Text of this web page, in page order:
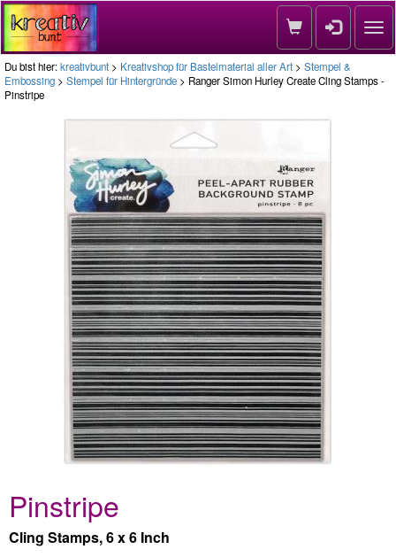
Du bist hier:kreativbunt > Kreativshop für Bastelmaterial aller Art > Stempel &
Embossing > Stempel für Hintergründe > Ranger Simon Hurley Create Cling Stamps -
Pinstripe
Pinstripe
Cling Stamps, 6 x 6 Inch